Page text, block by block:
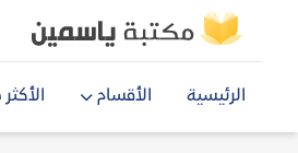
الرئيسية الأقسام